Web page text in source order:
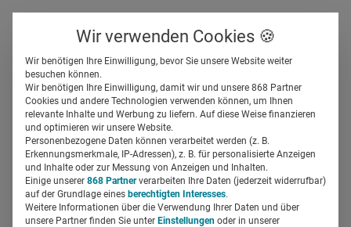
Gespeicherte Beiträge
Suchfeld
Suchen
Dentsply Sirona:
Teambuilding mit Paten und
Fußball-WM
Silja Elfers12.06.20181 Min Lesezeit
Wir verwenden Cookies 🍪
Wir benötigen Ihre Einwilligung, bevor Sie unsere Website weiter
besuchen können.
Wir benötigen Ihre Einwilligung, damit wir und unsere 868 Partner
Cookies und andere Technologien verwenden können, um Ihnen
relevante Inhalte und Werbung zu liefern. Auf diese Weise finanzieren
und optimieren wir unsere Website.
Personenbezogene Daten können verarbeitet werden (z. B.
Erkennungsmerkmale, IP-Adressen), z. B. für personalisierte Anzeigen
und Inhalte oder zur Messung von Anzeigen und Inhalten.
Einige unserer 868 Partnerverarbeiten Ihre Daten (jederzeit widerrufbar)
auf der Grundlage eines berechtigten Interesses.
Weitere Informationen über die Verwendung Ihrer Daten und über
unsere Partner finden Sie unter Einstellungen oder in unserer